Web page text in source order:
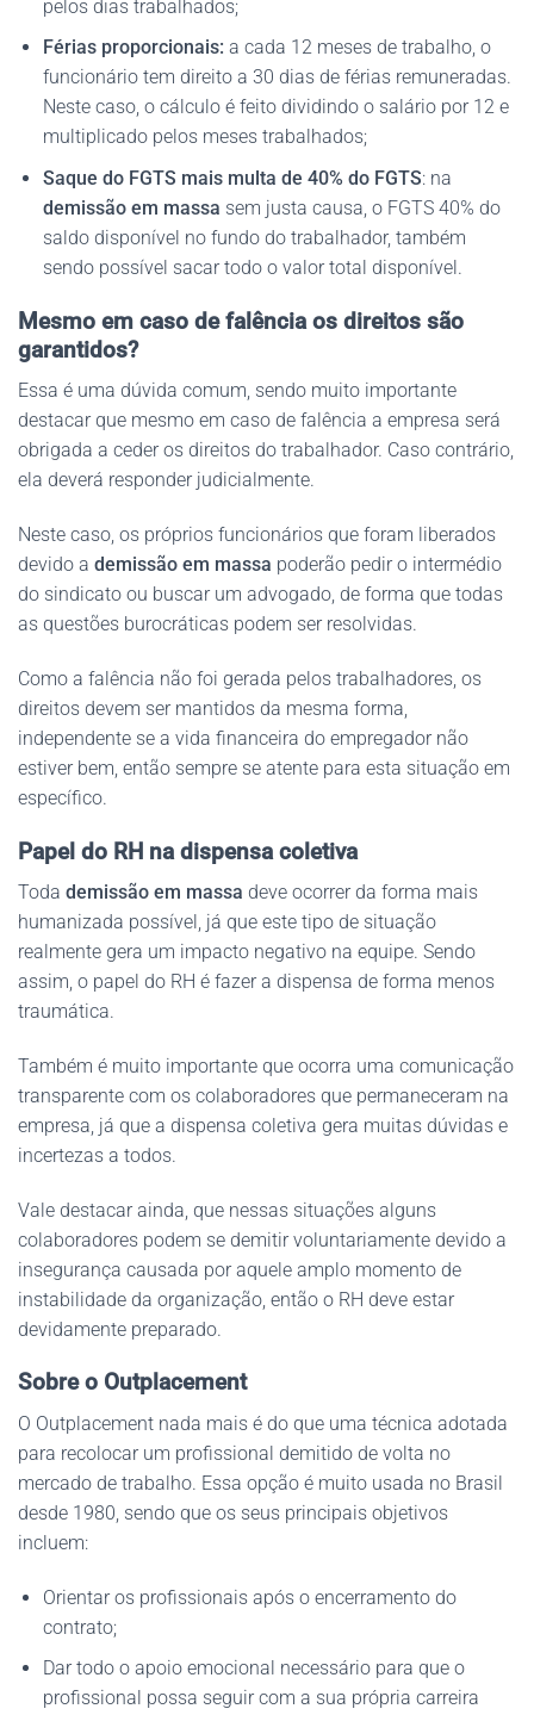
pelos dias trabalhados;
Férias proporcionais: a cada 12 meses de trabalho, o
funcionário tem direito a 30 dias de férias remuneradas.
Neste caso, o cálculo é feito dividindo o salário por 12 e
multiplicado pelos meses trabalhados;
Saque do FGTS mais multa de 40% do FGTS: na
demissão em massa sem justa causa, o FGTS 40% do
saldo disponível no fundo do trabalhador, também
sendo possível sacar todo o valor total disponível.
Mesmo em caso de falência os direitos são
garantidos?
Essa é uma dúvida comum, sendo muito importante
destacar que mesmo em caso de falência a empresa será
obrigada a ceder os direitos do trabalhador. Caso contrário,
ela deverá responder judicialmente.
Neste caso, os próprios funcionários que foram liberados
devido a demissão em massa poderão pedir o intermédio
do sindicato ou buscar um advogado, de forma que todas
as questões burocráticas podem ser resolvidas.
Como a falência não foi gerada pelos trabalhadores, os
direitos devem ser mantidos da mesma forma,
independente se a vida financeira do empregador não
estiver bem, então sempre se atente para esta situação em
específico.
Papel do RH na dispensa coletiva
Toda demissão em massa deve ocorrer da forma mais
humanizada possível, já que este tipo de situação
realmente gera um impacto negativo na equipe. Sendo
assim, o papel do RH é fazer a dispensa de forma menos
traumática.
Também é muito importante que ocorra uma comunicação
transparente com os colaboradores que permaneceram na
empresa, já que a dispensa coletiva gera muitas dúvidas e
incertezas a todos.
Vale destacar ainda, que nessas situações alguns
colaboradores podem se demitir voluntariamente devido a
insegurança causada por aquele amplo momento de
instabilidade da organização, então o RH deve estar
devidamente preparado.
Sobre o Outplacement
O Outplacement nada mais é do que uma técnica adotada
para recolocar um profissional demitido de volta no
mercado de trabalho. Essa opção é muito usada no Brasil
desde 1980, sendo que os seus principais objetivos
incluem:
Orientar os profissionais após o encerramento do
contrato;
Dar todo o apoio emocional necessário para que o
profissional possa seguir com a sua própria carreira